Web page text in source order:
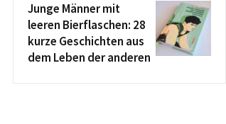
Junge Männer mit
leeren Bierflaschen: 28
kurze Geschichten aus
dem Leben der anderen